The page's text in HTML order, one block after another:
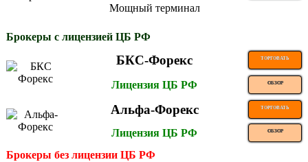
Мощный терминал
Брокеры с лицензией ЦБ РФ
БКС-Форекс ТОРГОВАТЬ
Лицензия ЦБ РФ ОБЗОР
Альфа-Форекс ТОРГОВАТЬ
Лицензия ЦБ РФ ОБЗОР
Брокеры без лицензии ЦБ РФ